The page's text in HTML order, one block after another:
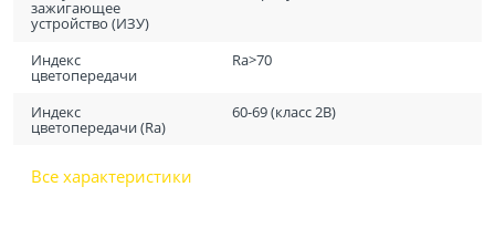
зажигающее
устройство (ИЗУ)
Индекс
цветопередачи
Ra>70
Индекс
цветопередачи (Ra)
60-69 (класс 2B)
Все характеристики